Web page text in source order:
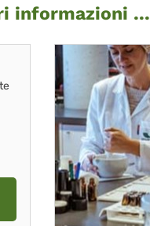
informazioni ...